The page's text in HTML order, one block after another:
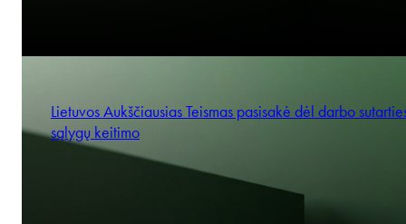
Lietuvos Aukščiausias Teismas pasisakė dėl darbo
sąlygų keitimo